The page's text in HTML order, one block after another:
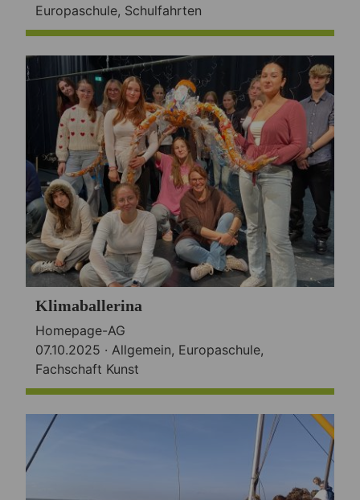
Europaschule, Schulfahrten
Klimaballerina
Homepage-AG
07.10.2025 · Allgemein, Europaschule,
Fachschaft Kunst